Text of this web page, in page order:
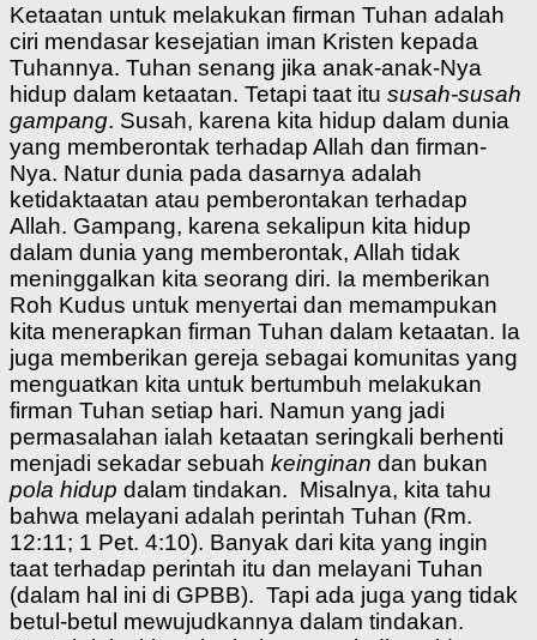
Ketaatan untuk melakukan firman Tuhan adalah
ciri mendasar kesejatian iman Kristen kepada
Tuhannya. Tuhan senang jika anak-anak-Nya
hidup dalam ketaatan. Tetapi taat itu susah-susah
gampang. Susah, karena kita hidup dalam dunia
yang memberontak terhadap Allah dan firman-
Nya. Natur dunia pada dasarnya adalah
ketidaktaatan atau pemberontakan terhadap
Allah. Gampang, karena sekalipun kita hidup
dalam dunia yang memberontak, Allah tidak
meninggalkan kita seorang diri. Ia memberikan
Roh Kudus untuk menyertai dan memampukan
kita menerapkan firman Tuhan dalam ketaatan. Ia
juga memberikan gereja sebagai komunitas yang
menguatkan kita untuk bertumbuh melakukan
firman Tuhan setiap hari. Namun yang jadi
permasalahan ialah ketaatan seringkali berhenti
menjadi sekadar sebuah keinginan dan bukan
pola hidup dalam tindakan. Misalnya, kita tahu
bahwa melayani adalah perintah Tuhan (Rm.
12:11; 1 Pet. 4:10). Banyak dari kita yang ingin
taat terhadap perintah itu dan melayani Tuhan
(dalam hal ini di GPBB). Tapi ada juga yang tidak
betul-betul mewujudkannya dalam tindakan.